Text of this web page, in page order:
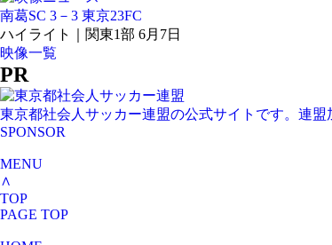
南葛SC 3－3 東京23FC
ハイライト｜関東1部 6月7日
映像一覧
PR
東京都社会人サッカー連盟の公式サイトです。連
SPONSOR
MENU
∧
TOP
PAGE TOP